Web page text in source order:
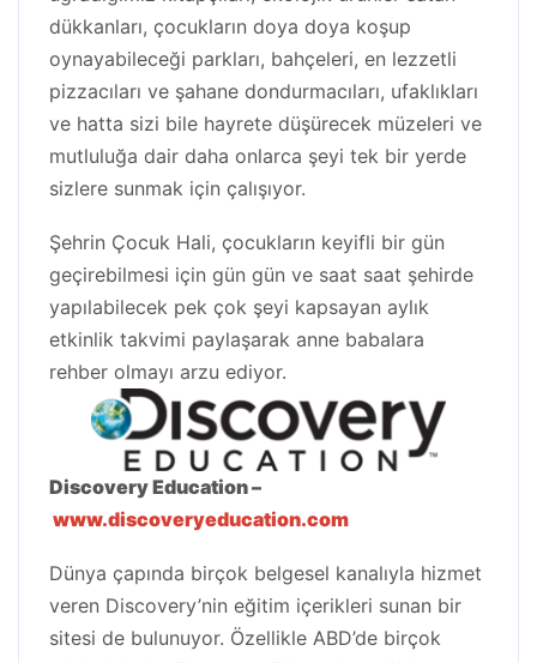
dükkanları, çocukların doya doya koşup
oynayabileceği parkları, bahçeleri, en lezzetli
pizzacıları ve şahane dondurmacıları, ufaklıkları
ve hatta sizi bile hayrete düşürecek müzeleri ve
mutluluğa dair daha onlarca şeyi tek bir yerde
sizlere sunmak için çalışıyor.
Şehrin Çocuk Hali, çocukların keyifli bir gün
geçirebilmesi için gün gün ve saat saat şehirde
yapılabilecek pek çok şeyi kapsayan aylık
etkinlik takvimi paylaşarak anne babalara
rehber olmayı arzu ediyor.
Discovery Education –
www.discoveryeducation.com
Dünya çapında birçok belgesel kanalıyla hizmet
veren Discovery’nin eğitim içerikleri sunan bir
sitesi de bulunuyor. Özellikle ABD’de birçok